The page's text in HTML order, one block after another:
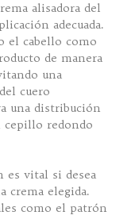
alisadora del
adecuada.
el cabello como
de manera
una
cuero
una distribución
cepillo redondo
vital si desea
crema elegida.
como el patrón